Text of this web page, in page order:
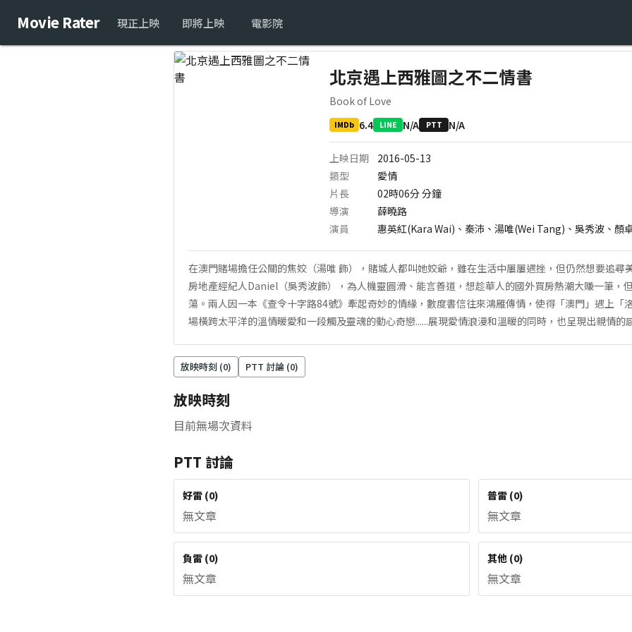
Movie Rater 現正上映 即將上映 電影院
北京遇上西雅圖之不二情書
Book of Love
IMDb 6.4 LINE N/A PTT N/A
上映日期
2016-05-13
類型
愛情
片長
02時06分分鐘
導演
薛曉路
演員
惠英紅(Kara Wai)、秦沛、湯唯(Wei Tang)、吳秀波、顏
在澳門賭場擔任公關的焦姣（湯唯 飾），賭城人都叫她姣爺，雖在生活中屢屢遇挫，但仍然想要追尋
房地產經紀人Daniel（吳秀波飾），為人機靈圓滑、能言善道，想趁華人的國外買房熱潮大賺一筆，
蕩。兩人因一本《查令十字路84號》牽起奇妙的情緣，數度書信往來鴻雁傳情，使得「澳門」遇上「
場橫跨太平洋的溫情暖愛和一段觸及靈魂的動心奇戀......展現愛情浪漫和溫暖的同時，也呈現出親情的
放映時刻 (0) PTT 討論 (0)
放映時刻
目前無場次資料
PTT 討論
好雷 (0)
無文章
普雷 (0)
無文章
負雷 (0)
無文章
其他 (0)
無文章